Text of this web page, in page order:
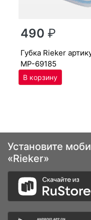
490₽
губ­ка Ri­eker
MP-69185
Установите
«Rieker»